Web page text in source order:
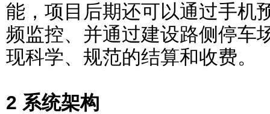
能，项目后期还可以通过手机
频监控、并通过建设路侧停车
现科学、规范的结算和收费。
2 系统架构